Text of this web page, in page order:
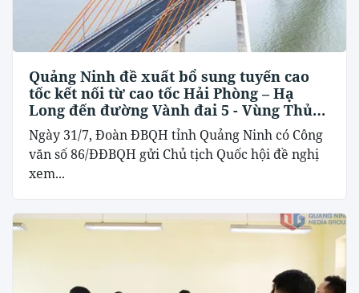
Quảng Ninh đề xuất bổ sung tuyến cao
tốc kết nối từ cao tốc Hải Phòng – Hạ
Long đến đường Vành đai 5 - Vùng Thủ
đô Hà Nội
Ngày 31/7, Đoàn ĐBQH tỉnh Quảng Ninh có Công
văn số 86/ĐĐBQH gửi Chủ tịch Quốc hội đề nghị
xem...